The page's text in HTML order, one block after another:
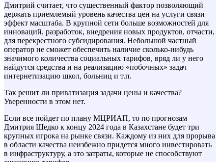
Дмитрий считает, что существенный фактор позволяющий
держать приемлемый уровень качества цен на услуги связи –
эффект масштаба. В крупной сети больше возможностей для
инноваций, разработок, внедрения новых продуктов, отчасти,
для перекрестного субсидирования. Небольшой частный
оператор не сможет обеспечить наличие сколько-нибудь
значимого количества социальных тарифов, вряд ли у него
найдутся средства и на реализацию «побочных» задач –
интернетизацию школ, больниц и т.п.
Так решит ли приватизация задачи цены и качества?
Уверенности в этом нет.
Если все пойдет по плану МЦРИАП, то по прогнозам
Дмитрия Шедко к концу 2024 года в Казахстане будет три
крупных игрока на рынке связи. Каждому из них для прорыва
в области качества неизбежно придется много инвестировать
в инфраструктуру, а это затраты, которые не способствуют